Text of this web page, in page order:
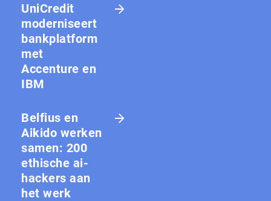
UniCredit
moderniseert
bankplatform
met
Accenture en
IBM
Belfius en
Aikido werken
samen: 200
ethische ai-
hackers aan
het werk